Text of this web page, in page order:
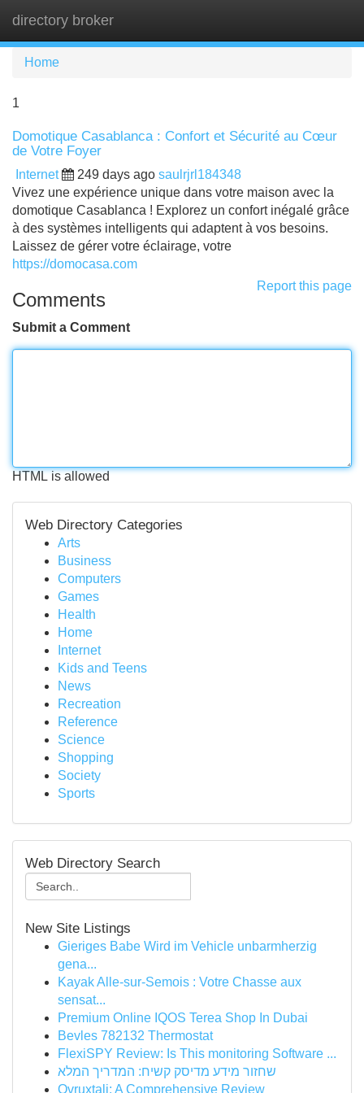
directory broker
Home
1
Domotique Casablanca : Confort et Sécurité au Cœur
de Votre Foyer
Internet 249 days ago saulrjrl184348
Vivez une expérience unique dans votre maison avec la
domotique Casablanca ! Explorez un confort inégalé grâce
à des systèmes intelligents qui adaptent à vos besoins.
Laissez de gérer votre éclairage, votre
https://domocasa.com
Report this page
Comments
Submit a Comment
HTML is allowed
Web Directory Categories
Arts
Business
Computers
Games
Health
Home
Internet
Kids and Teens
News
Recreation
Reference
Science
Shopping
Society
Sports
Web Directory Search
New Site Listings
Gieriges Babe Wird im Vehicle unbarmherzig
gena...
Kayak Alle-sur-Semois : Votre Chasse aux
sensat...
Premium Online IQOS Terea Shop In Dubai
Bevles 782132 Thermostat
FlexiSPY Review: Is This monitoring Software ...
שחזור מידע מדיסק קשיח: המדריך המלא
Ovruxtali: A Comprehensive Review